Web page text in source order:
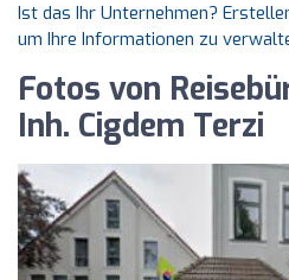
Ist das Ihr Unternehmen?
um Ihre Informationen zu
Fotos von
Inh. Cigdem Terzi